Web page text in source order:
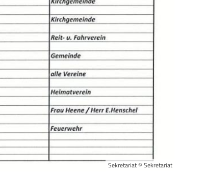
Sekretariat © Sekretariat